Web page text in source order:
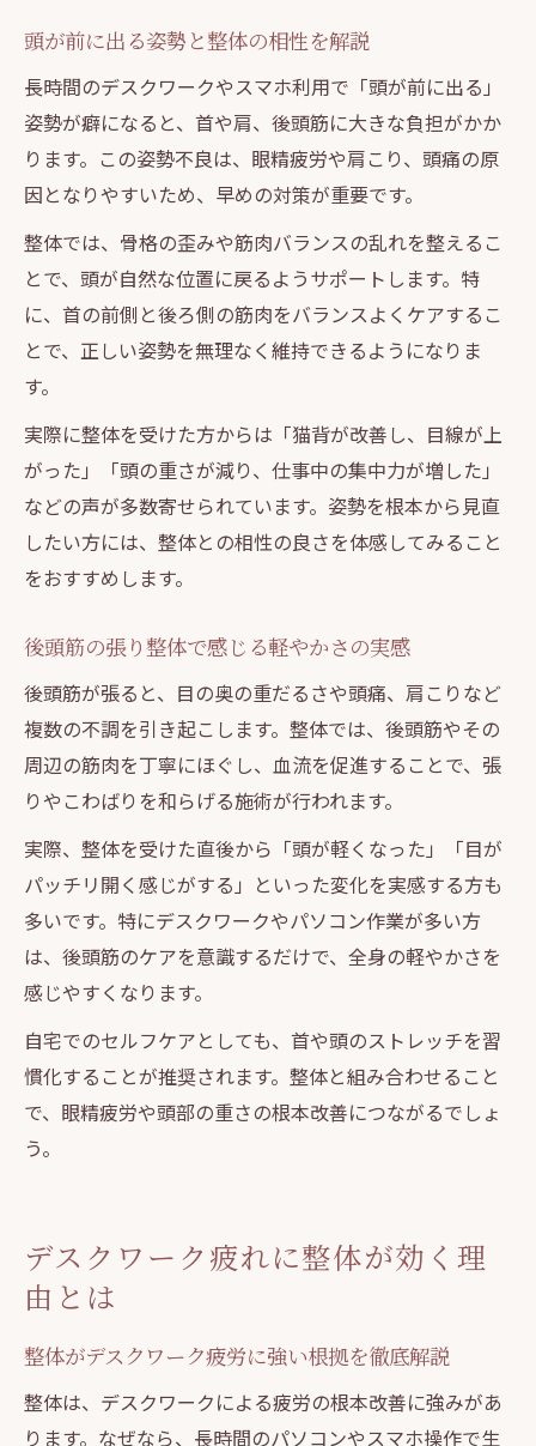
頭が前に出る姿勢と整体の相性を解説
長時間のデスクワークやスマホ利用で「頭が前に出る」
姿勢が癖になると、首や肩、後頭筋に大きな負担がかか
ります。この姿勢不良は、眼精疲労や肩こり、頭痛の原
因となりやすいため、早めの対策が重要です。
整体では、骨格の歪みや筋肉バランスの乱れを整えるこ
とで、頭が自然な位置に戻るようサポートします。特
に、首の前側と後ろ側の筋肉をバランスよくケアするこ
とで、正しい姿勢を無理なく維持できるようになりま
す。
実際に整体を受けた方からは「猫背が改善し、目線が上
がった」「頭の重さが減り、仕事中の集中力が増した」
などの声が多数寄せられています。姿勢を根本から見直
したい方には、整体との相性の良さを体感してみること
をおすすめします。
後頭筋の張り整体で感じる軽やかさの実感
後頭筋が張ると、目の奥の重だるさや頭痛、肩こりなど
複数の不調を引き起こします。整体では、後頭筋やその
周辺の筋肉を丁寧にほぐし、血流を促進することで、張
りやこわばりを和らげる施術が行われます。
実際、整体を受けた直後から「頭が軽くなった」「目が
パッチリ開く感じがする」といった変化を実感する方も
多いです。特にデスクワークやパソコン作業が多い方
は、後頭筋のケアを意識するだけで、全身の軽やかさを
感じやすくなります。
自宅でのセルフケアとしても、首や頭のストレッチを習
慣化することが推奨されます。整体と組み合わせること
で、眼精疲労や頭部の重さの根本改善につながるでしょ
う。
デスクワーク疲れに整体が効く理
由とは
整体がデスクワーク疲労に強い根拠を徹底解説
整体は、デスクワークによる疲労の根本改善に強みがあ
ります。なぜなら、長時間のパソコンやスマホ操作で生